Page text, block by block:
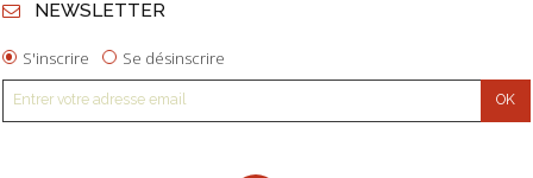
NEWSLETTER
S'inscrire Se désinscrire